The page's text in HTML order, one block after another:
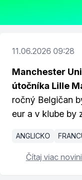
11.06.2026 09:28
Manchester
útočníka Lille
ročný Belgičan
eur a v klube by
ANGLICKO
Čítaj viac